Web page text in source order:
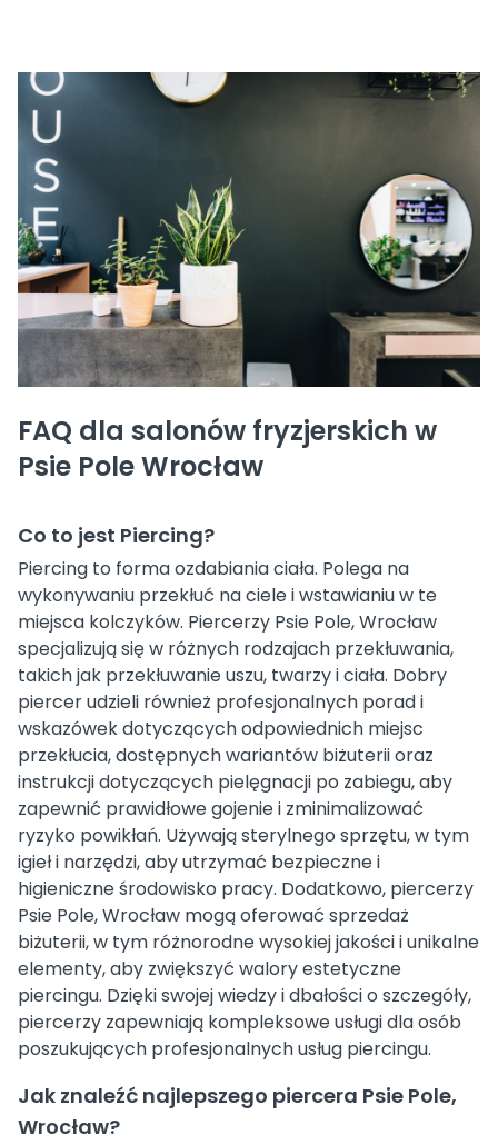
FAQ dla salonów fryzjerskich w
Psie Pole Wrocław
Co to jest Piercing?
Piercing to forma ozdabiania ciała. Polega na
wykonywaniu przekłuć na ciele i wstawianiu w te
miejsca kolczyków. Piercerzy Psie Pole, Wrocław
specjalizują się w różnych rodzajach przekłuwania,
takich jak przekłuwanie uszu, twarzy i ciała. Dobry
piercer udzieli również profesjonalnych porad i
wskazówek dotyczących odpowiednich miejsc
przekłucia, dostępnych wariantów biżuterii oraz
instrukcji dotyczących pielęgnacji po zabiegu, aby
zapewnić prawidłowe gojenie i zminimalizować
ryzyko powikłań. Używają sterylnego sprzętu, w tym
igieł i narzędzi, aby utrzymać bezpieczne i
higieniczne środowisko pracy. Dodatkowo, piercerzy
Psie Pole, Wrocław mogą oferować sprzedaż
biżuterii, w tym różnorodne wysokiej jakości i unikalne
elementy, aby zwiększyć walory estetyczne
piercingu. Dzięki swojej wiedzy i dbałości o szczegóły,
piercerzy zapewniają kompleksowe usługi dla osób
poszukujących profesjonalnych usług piercingu.
Jak znaleźć najlepszego piercera Psie Pole,
Wrocław?